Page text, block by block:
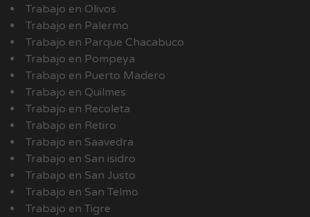
Trabajo en Olivos
Trabajo en Palermo
Trabajo en Parque Chacabuco
Trabajo en Pompeya
Trabajo en Puerto Madero
Trabajo en Quilmes
Trabajo en Recoleta
Trabajo en Retiro
Trabajo en Saavedra
Trabajo en San isidro
Trabajo en San Justo
Trabajo en San Telmo
Trabajo en Tigre